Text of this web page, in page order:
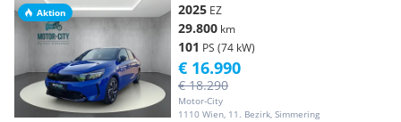
Aktion 2025 EZ
29.800 km
101 PS (74 kW)
Motor-City
1110 Wien, 11. Bezirk, Simmering
€ 18.290
€ 16.990